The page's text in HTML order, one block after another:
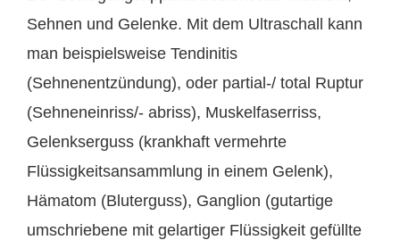
Sehnen und Gelenke. Mit dem Ultraschall kann
man beispielsweise Tendinitis
(Sehnenentzündung), oder partial-/ total Ruptur
(Sehneneinriss/- abriss), Muskelfaserriss,
Gelenkserguss (krankhaft vermehrte
Flüssigkeitsansammlung in einem Gelenk),
Hämatom (Bluterguss), Ganglion (gutartige
umschriebene mit gelartiger Flüssigkeit gefüllte